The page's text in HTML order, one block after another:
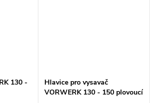
130 -
Hlavice pro vysavač
VORWERK 130 - 150 plovoucí